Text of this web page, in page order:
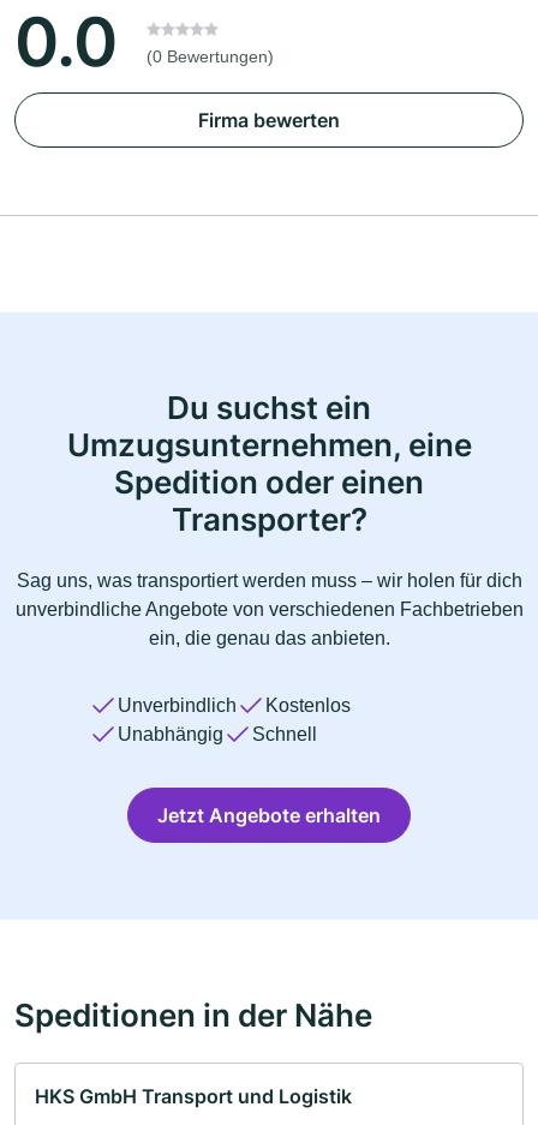
0.0 (0 Bewertungen)
Firma bewerten
Du suchst ein
Umzugsunternehmen, eine
Spedition oder einen
Transporter?
Sag uns, was transportiert werden muss – wir holen für dich
unverbindliche Angebote von verschiedenen Fachbetrieben
ein, die genau das anbieten.
Unverbindlich
Kostenlos
Unabhängig
Schnell
Jetzt Angebote erhalten
Speditionen in der Nähe
HKS GmbH Transport und Logistik